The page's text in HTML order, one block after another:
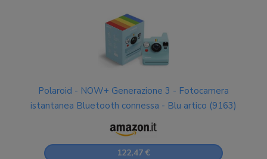
Polaroid - NOW+ Generazione 3 - Fotocamera
istantanea Bluetooth connessa - Blu artico (9163)
122,47 €